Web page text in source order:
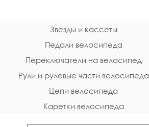
Звезды и кассеты
Педали велосипеда
Переключатели на велосипед
Рули и рулевые части велосипеда
Цепи велосипеда
Каретки велосипеда